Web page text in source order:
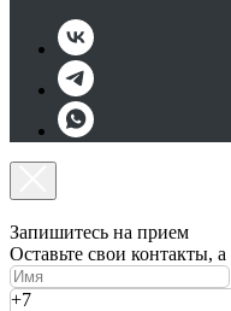
Запишитесь на прием
Оставьте свои контакты,
+7